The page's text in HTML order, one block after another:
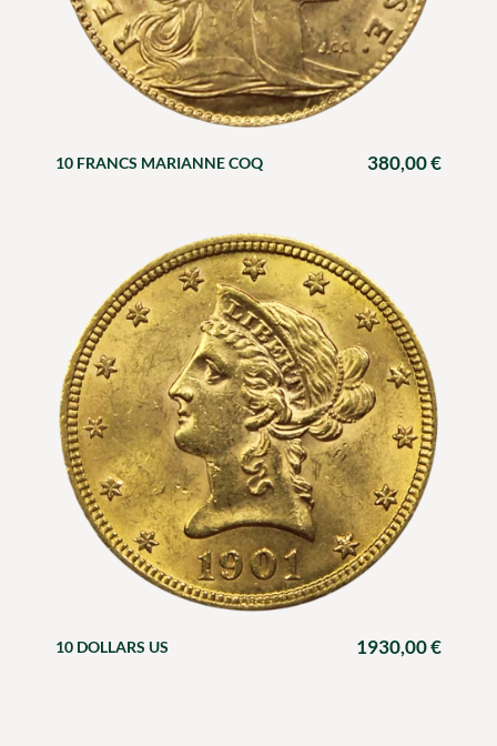
10 FRANCS MARIANNE COQ 380,00€
10 DOLLARS US 1930,00€